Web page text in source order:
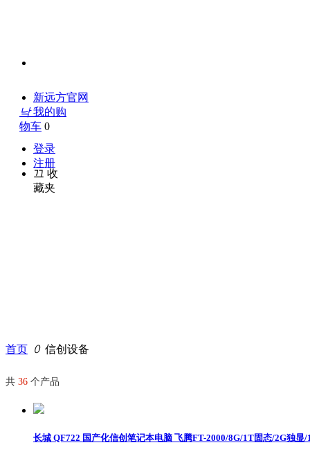
新远方官网
낙我的购
物车 0
登录
注册
끄 收
藏夹
首页 ꄲ 信创设备
共 36 个产品
长城 QF722 国产化信创笔记本电脑 飞腾FT-2000/8G/1T固态/2G独显